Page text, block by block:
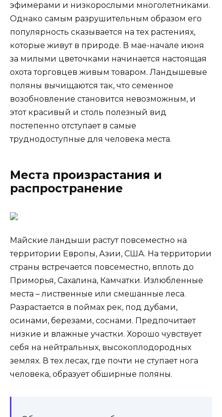
эфимерами и низкорослыми многолетниками.
Однако самым разрушительным образом его
популярность сказывается на тех растениях,
которые живут в природе. В мае-начале июня
за милыми цветочками начинается настоящая
охота торговцев живым товаром. Ландышевые
поляны вычищаются так, что семенное
возобновление становится невозможным, и
этот красивый и столь полезный вид
постепенно отступает в самые
труднодоступные для человека места.
Места произрастания и
распространение
Майские ландыши растут повсеместно на
территории Европы, Азии, США. На территории
страны встречается повсеместно, вплоть до
Приморья, Сахалина, Камчатки. Излюбленные
места – лиственные или смешанные леса.
Разрастается в поймах рек, под дубами,
осинами, березами, соснами. Предпочитает
низкие и влажные участки. Хорошо чувствует
себя на нейтральных, высокоплодородных
землях. В тех лесах, где почти не ступает нога
человека, образует обширные поляны.